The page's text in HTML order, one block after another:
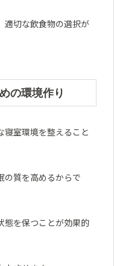
適切な飲食物の選択が
の環境作り
寝室環境を整えること
の質を高めるからで
態を保つことが効果的